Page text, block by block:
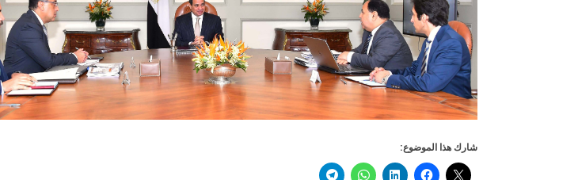
شارك هذا الموضوع: